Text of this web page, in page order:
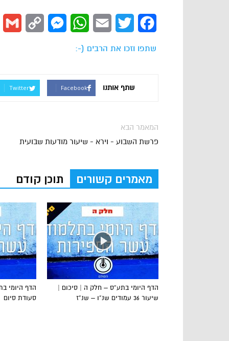
Facebook
Twitter
Email
WhatsApp
Messenger
Copy
שתפו וזכו את הרבים (-:
שתף אותנו Facebook
Twitter
המאמר הבא
פרשת השבוע - וירא - שיעור מודעות שבועית
מאמרים קשורים תוכן קודם
סעודת סיום
הדף היומי בתע”ס – חלק ה | סיכום |
שיעור 36 עמודים שנ”ו – שנ”ז